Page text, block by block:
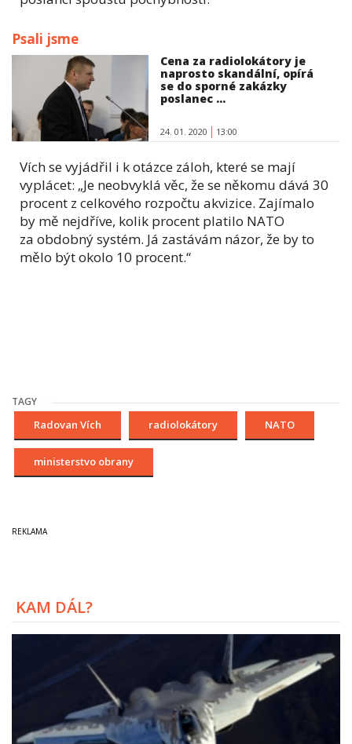
Psali jsme
Cena za radiolokátory je
naprosto skandální, opírá
se do sporné zakázky
poslanec ...
24. 01. 2020 13:00
Vích se vyjádřil i k otázce záloh, které se mají
vyplácet: „Je neobvyklá věc, že se někomu dává 30
procent z celkového rozpočtu akvizice. Zajímalo
by mě nejdříve, kolik procent platilo NATO
za obdobný systém. Já zastávám názor, že by to
mělo být okolo 10 procent.“
TAGY
Radovan Vích radiolokátory NATO
ministerstvo obrany
KAM DÁL?